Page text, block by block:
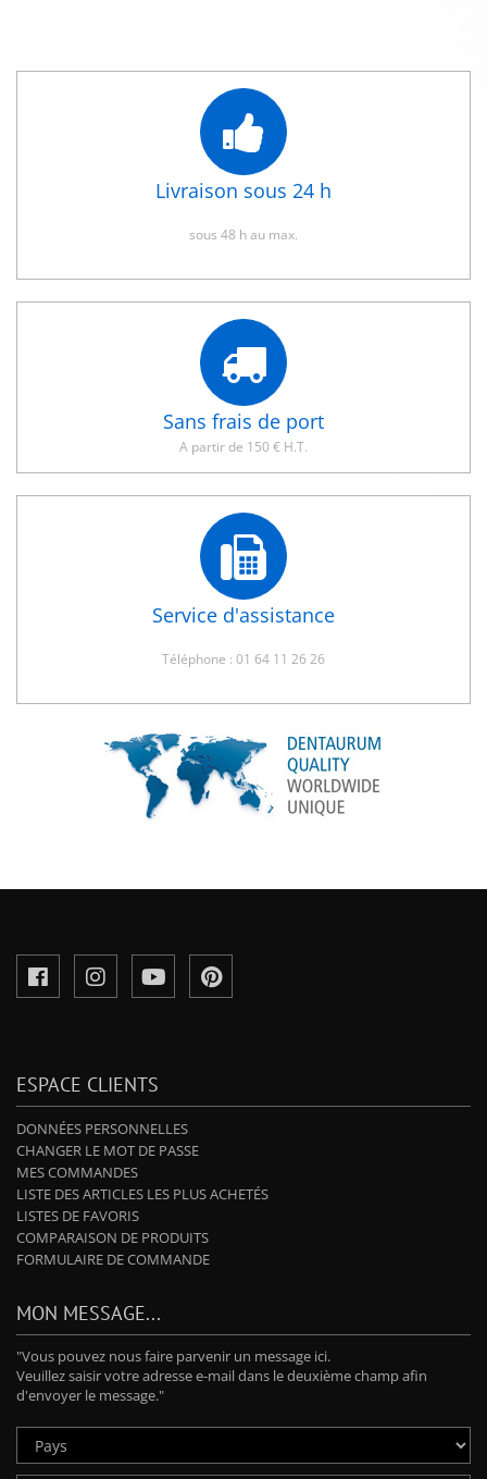
Livraison sous 24 h
sous 48 h au max.
Sans frais de port
A partir de 150 € H.T.
Service d'assistance
Téléphone : 01 64 11 26 26
ESPACE CLIENTS
DONNÉES PERSONNELLES
CHANGER LE MOT DE PASSE
MES COMMANDES
LISTE DES ARTICLES LES PLUS ACHETÉS
LISTES DE FAVORIS
COMPARAISON DE PRODUITS
FORMULAIRE DE COMMANDE
MON MESSAGE...
"Vous pouvez nous faire parvenir un message ici.
Veuillez saisir votre adresse e-mail dans le deuxième champ afin
d'envoyer le message."